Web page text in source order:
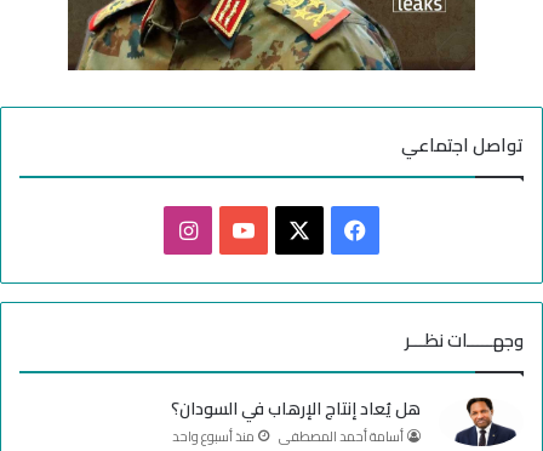
تواصل اجتماعي
ي
ب
و
X
Y
u
T
ن
ت
ق
وجهـــــات نظـــر
هل يُعاد إنتاج الإرهاب في السودان؟
أسامة أحمد المصطفى منذ أسبوع واحد